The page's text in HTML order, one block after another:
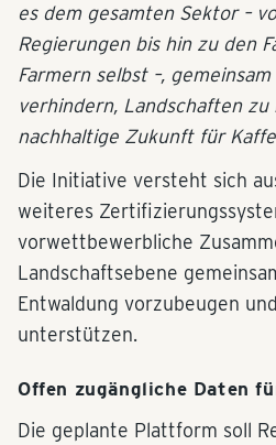
es dem gesamten Sektor –
Regierungen bis hin zu den
Farmern selbst –,
verhindern, Landschaften
nachhaltige Zukunft für
Die Initiative versteht sich
weiteres
vorwettbewerbliche
Landschaftsebene
Entwaldung vorzubeugen
unterstützen.
Offen zugängliche Daten
Die geplante Plattform soll